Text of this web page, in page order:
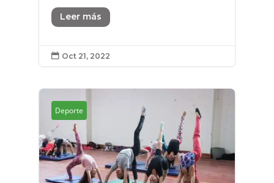
Leer más
 Oct 21, 2022
Deporte